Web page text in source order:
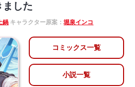
ました
鍋 キャラクター原案：堀泉インコ
コミックス一覧
小説一覧